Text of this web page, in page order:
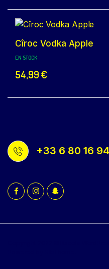
Cîroc Vodka Apple
EN STOCK
54,99€
+33 6 80 16